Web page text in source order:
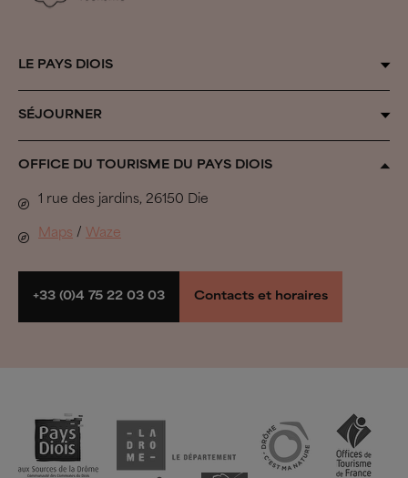
LE PAYS DIOIS
Qui sommes-nous ?
Au fil des saisons
Biovallée®
Pastoralisme
SÉJOURNER
Organiser son séjour
Tous les hébergements
Se défouler
Randonner et rouler
OFFICE DU TOURISME DU PAYS DIOIS
1 rue des jardins, 26150 Die
Maps / Waze
+33 (0)4 75 22 03 03 Contacts et horaires